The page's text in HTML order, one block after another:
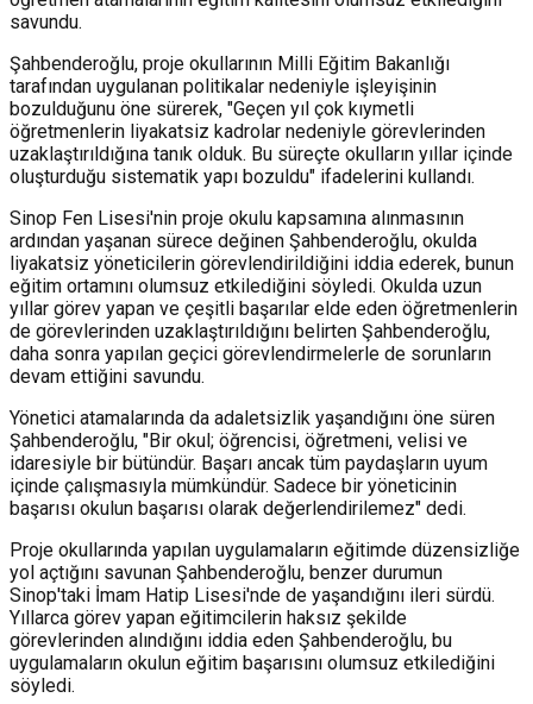
savundu.
Şahbenderoğlu, proje okullarının Milli Eğitim Bakanlığı
tarafından uygulanan politikalar nedeniyle işleyişinin
bozulduğunu öne sürerek, "Geçen yıl çok kıymetli
öğretmenlerin liyakatsiz kadrolar nedeniyle görevlerinden
uzaklaştırıldığına tanık olduk. Bu süreçte okulların yıllar içinde
oluşturduğu sistematik yapı bozuldu" ifadelerini kullandı.
Sinop Fen Lisesi'nin proje okulu kapsamına alınmasının
ardından yaşanan sürece değinen Şahbenderoğlu, okulda
liyakatsiz yöneticilerin görevlendirildiğini iddia ederek, bunun
eğitim ortamını olumsuz etkilediğini söyledi. Okulda uzun
yıllar görev yapan ve çeşitli başarılar elde eden öğretmenlerin
de görevlerinden uzaklaştırıldığını belirten Şahbenderoğlu,
daha sonra yapılan geçici görevlendirmelerle de sorunların
devam ettiğini savundu.
Yönetici atamalarında da adaletsizlik yaşandığını öne süren
Şahbenderoğlu, "Bir okul; öğrencisi, öğretmeni, velisi ve
idaresiyle bir bütündür. Başarı ancak tüm paydaşların uyum
içinde çalışmasıyla mümkündür. Sadece bir yöneticinin
başarısı okulun başarısı olarak değerlendirilemez" dedi.
Proje okullarında yapılan uygulamaların eğitimde düzensizliğe
yol açtığını savunan Şahbenderoğlu, benzer durumun
Sinop'taki İmam Hatip Lisesi'nde de yaşandığını ileri sürdü.
Yıllarca görev yapan eğitimcilerin haksız şekilde
görevlerinden alındığını iddia eden Şahbenderoğlu, bu
uygulamaların okulun eğitim başarısını olumsuz etkilediğini
söyledi.